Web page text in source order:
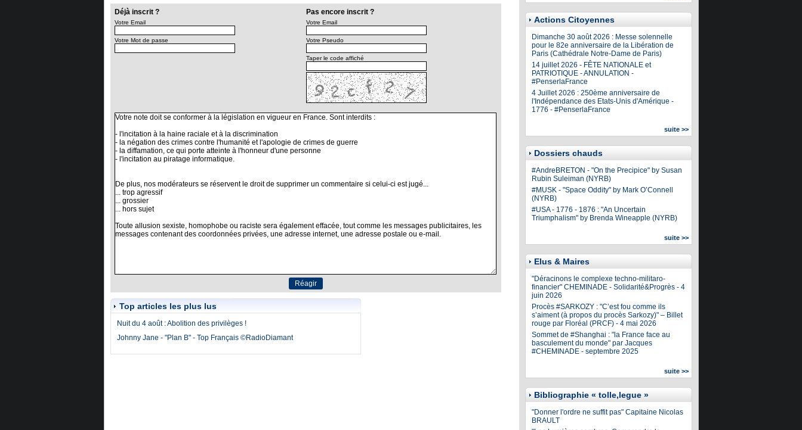
Déjà inscrit ? Pas encore inscrit ?
Votre Email
Votre Mot de passe
Votre Email
Votre Pseudo
Taper le code affiché
Top articles les plus lus
Nuit du 4 août : Abolition des privilèges !
Johnny Jane - "Plan B" - Top Français ©RadioDiamant
Actions Citoyennes
Dimanche 30 août 2026 : Messe solennelle
pour le 82e anniversaire de la Libération de
Paris (Cathédrale Notre-Dame de Paris)
14 juillet 2026 - FÊTE NATIONALE et
PATRIOTIQUE - ANNULATION -
#PenserlaFrance
4 Juillet 2026 : 250ème anniversaire de
l'Indépendance des Etats-Unis d'Amérique -
1776 - #PenserlaFrance
suite >>
Dossiers chauds
#AndreBRETON - "On the Precipice" by Susan
Rubin Suleiman (NYRB)
#MUSK - "Space Oddity" by Mark O’Connell
(NYRB)
#USA - 1776 - 1876 : "An Uncertain
Triumphalism" by Brenda Wineapple (NYRB)
suite >>
Elus & Maires
"Déracinons le complexe techno-militaro-
financier" CHEMINADE - Solidarité&Progrès - 4
juin 2026
Procès #SARKOZY : "C’est fou comme ils
s’aiment (à propos du procès Sarkozy)" – Billet
rouge par Floréal (PRCF) - 4 mai 2026
Sommet de #Shanghai : "la France face au
basculement du monde" par Jacques
#CHEMINADE - septembre 2025
suite >>
Bibliographie « tolle,legue »
"Donner l'ordre ne suffit pas" Capitaine Nicolas
BRAULT